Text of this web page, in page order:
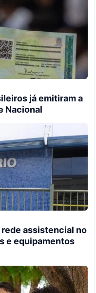
já emitiram a
Nacional
assistencial no
e equipamentos